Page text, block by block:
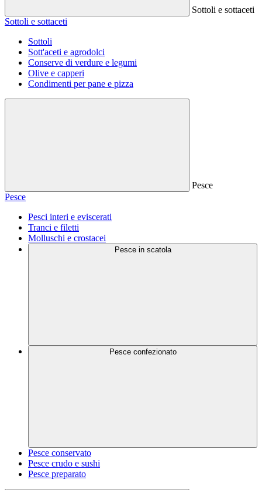
Sottoli e sottaceti
Sottoli e sottaceti
Sottoli
Sott'aceti e agrodolci
Conserve di verdure e legumi
Olive e capperi
Condimenti per pane e pizza
Pesce
Pesce
Pesci interi e eviscerati
Tranci e filetti
Molluschi e crostacei
Pesce in scatola
Pesce confezionato
Pesce conservato
Pesce crudo e sushi
Pesce preparato